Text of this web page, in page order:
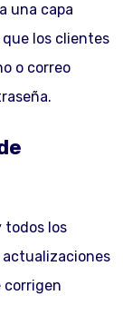
una capa
los clientes
o correo
todos los
corrigen